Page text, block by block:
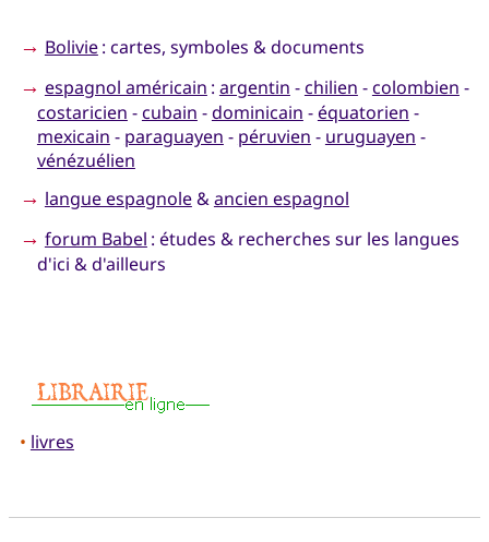
→ Bolivie: cartes, symboles & documents
→ espagnol américain : argentin -chilien -colombien -
costaricien -cubain -dominicain -équatorien -
mexicain - paraguayen - péruvien - uruguayen -
vénézuélien
→ langue espagnole&ancien espagnol
→ forum Babel : études & recherches sur les langues
d'ici & d'ailleurs
• livres